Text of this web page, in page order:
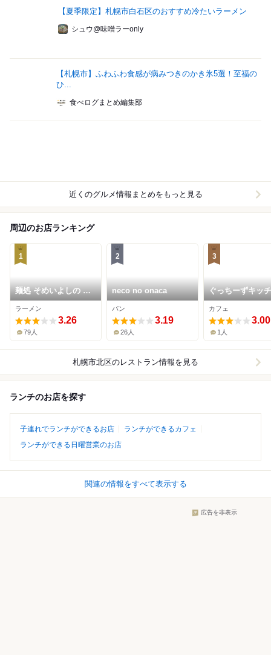
【夏季限定】札幌市白石区のおすすめ冷たいラーメン
シュウ@味噌ラーonly
【札幌市】ふわふわ食感が病みつきのかき氷5選！至福の
ひ...
食べログまとめ編集部
近くのグルメ情報まとめをもっと見る
周辺のお店ランキング
1
麺処 そめいよしの 篠
路店
ラーメン
3.26
79人
2
neco no onaca
パン
3.19
26人
3
ぐっちーずキッ
ロン
カフェ
3.00
1人
札幌市北区のレストラン情報を見る
ランチのお店を探す
子連れでランチができるお店
ランチができるカフェ
ランチができる日曜営業のお店
関連の情報をすべて表示する
広告を非表示